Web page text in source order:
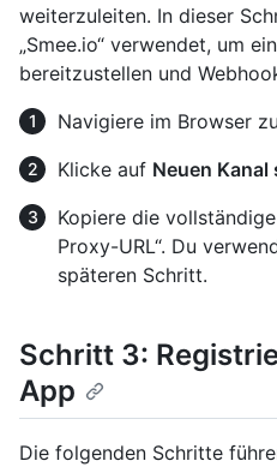
weiterzuleiten. In dieser
„Smee.io“ verwendet, um
bereitzustellen und
Navigiere im Browser zu
Klicke auf Neuen Kanal
Kopiere die
Proxy-URL“. Du
späteren Schritt.
Schritt 3:
App
Die folgenden Schritte